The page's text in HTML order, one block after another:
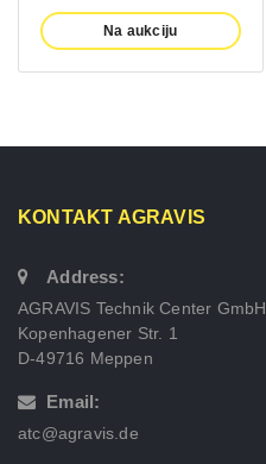
Na aukciju
KONTAKT AGRAVIS
Address:
AGRAVIS Technik Center GmbH
Kopenhagener Str. 1
D-49716 Meppen
Email:
atc@agravis.de